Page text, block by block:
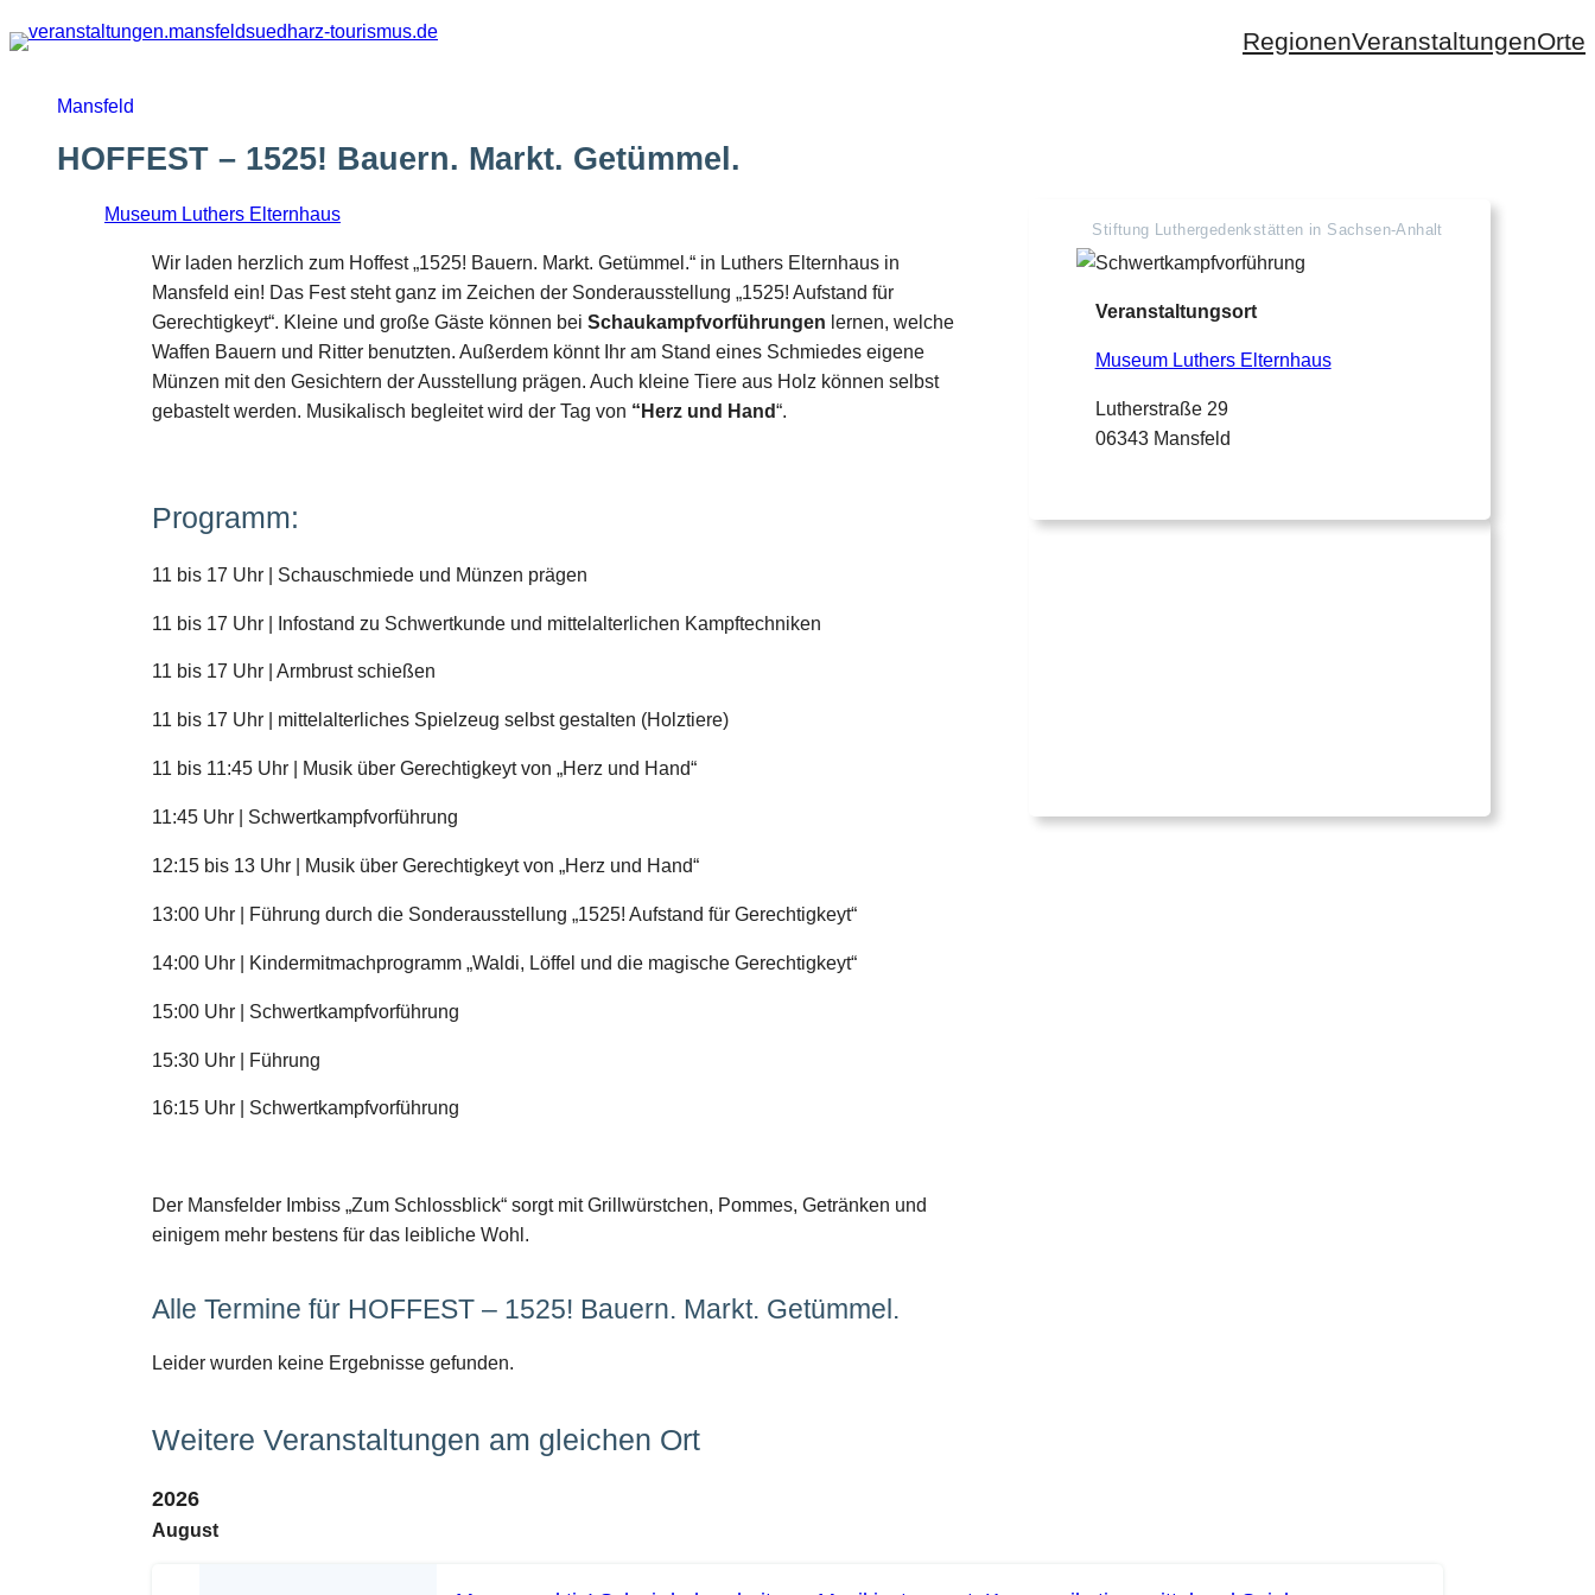
Zum
Inhalt
RegionenVeranstaltungenOrte
Mansfeld
HOFFEST – 1525! Bauern. Markt. Getümmel.
Museum Luthers Elternhaus
Wir laden herzlich zum Hoffest „1525! Bauern. Markt. Getümmel.“ in Luthers Elternhaus in
Mansfeld ein! Das Fest steht ganz im Zeichen der Sonderausstellung „1525! Aufstand für
Gerechtigkeyt“. Kleine und große Gäste können bei Schaukampfvorführungen lernen, welche
Waffen Bauern und Ritter benutzten. Außerdem könnt Ihr am Stand eines Schmiedes eigene
Münzen mit den Gesichtern der Ausstellung prägen. Auch kleine Tiere aus Holz können selbst
gebastelt werden. Musikalisch begleitet wird der Tag von “Herz und Hand“.
Programm:
11 bis 17 Uhr | Schauschmiede und Münzen prägen
11 bis 17 Uhr | Infostand zu Schwertkunde und mittelalterlichen Kampftechniken
11 bis 17 Uhr | Armbrust schießen
11 bis 17 Uhr | mittelalterliches Spielzeug selbst gestalten (Holztiere)
11 bis 11:45 Uhr | Musik über Gerechtigkeyt von „Herz und Hand“
11:45 Uhr | Schwertkampfvorführung
12:15 bis 13 Uhr | Musik über Gerechtigkeyt von „Herz und Hand“
13:00 Uhr | Führung durch die Sonderausstellung „1525! Aufstand für Gerechtigkeyt“
14:00 Uhr | Kindermitmachprogramm „Waldi, Löffel und die magische Gerechtigkeyt“
15:00 Uhr | Schwertkampfvorführung
15:30 Uhr | Führung
16:15 Uhr | Schwertkampfvorführung
Der Mansfelder Imbiss „Zum Schlossblick“ sorgt mit Grillwürstchen, Pommes, Getränken und
einigem mehr bestens für das leibliche Wohl.
Alle Termine für HOFFEST – 1525! Bauern. Markt. Getümmel.
Leider wurden keine Ergebnisse gefunden.
Stiftung Luthergedenkstätten in Sachsen-Anhalt
Veranstaltungsort
Museum Luthers Elternhaus
Lutherstraße 29
06343 Mansfeld
Weitere Veranstaltungen am gleichen Ort
2026
August